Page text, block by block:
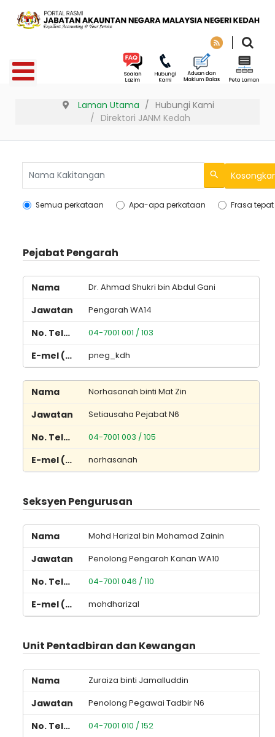
Laman Utama
Hubungi Kami
Direktori JANM Kedah
Search
Semua perkataan Apa-apa perkataan Frasa tepat
Pejabat Pengarah
Dr. Ahmad Shukri bin Abdul Gani
Pengarah WA14
04-7001 001 / 103
pneg_kdh
Norhasanah binti Mat Zin
Setiausaha Pejabat N6
04-7001 003 / 105
norhasanah
Seksyen Pengurusan
Mohd Harizal bin Mohamad Zainin
Penolong Pengarah Kanan WA10
04-7001 046 / 110
mohdharizal
Unit Pentadbiran dan Kewangan
Zuraiza binti Jamalluddin
Penolong Pegawai Tadbir N6
04-7001 010 / 152